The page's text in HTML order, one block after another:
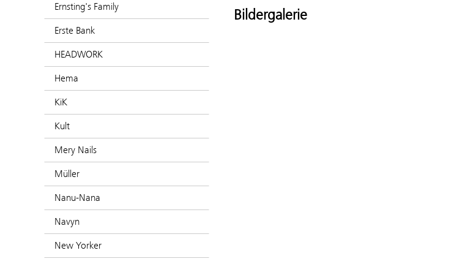
Ernsting's Family
Erste Bank
HEADWORK
Hema
KiK
Kult
Mery Nails
Müller
Nanu-Nana
Navyn
New Yorker
Bildergalerie